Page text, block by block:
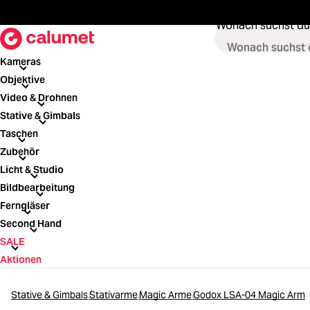
Wonach suchst
Kameras
Kameras
Objektive
Objektive
Video & Drohnen
Video & Drohnen
Stative & Gimbals
Stative & Gimbals
Taschen
Taschen
Zubehör
Zubehör
Licht & Studio
Licht & Studio
Bildbearbeitung
Bildbearbeitung
Ferngläser
Ferngläser
Second Hand
Second Hand
SALE
SALE
Aktionen
Stative & GimbalsStativarmeMagic ArmeGodox LSA-04 Magic Arm